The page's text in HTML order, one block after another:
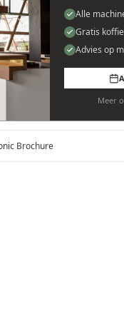
Alle
Gratis
Advies op
Meer
Brochure